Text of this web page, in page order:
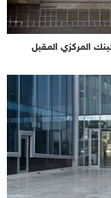
المركزي المقبل